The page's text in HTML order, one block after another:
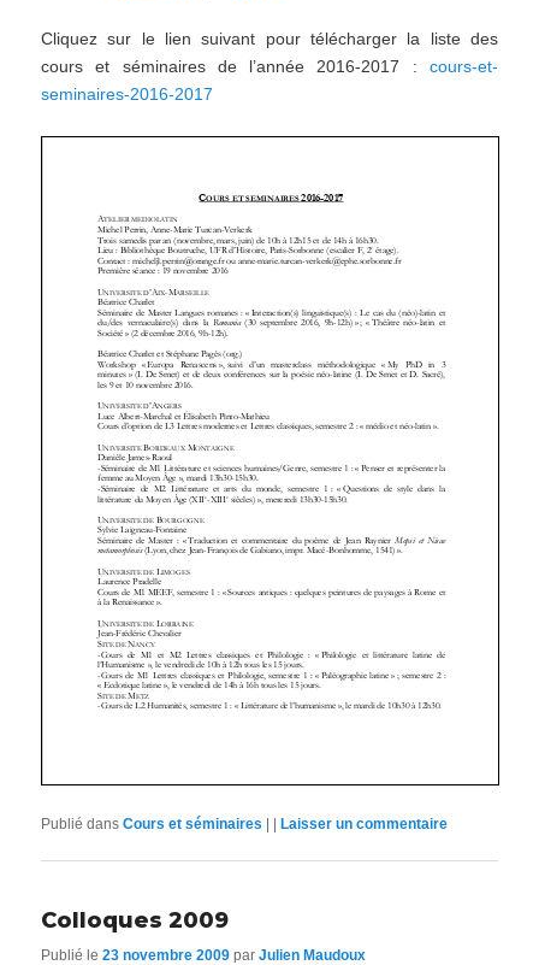
Cliquez sur le lien suivant pour télécharger la liste des
cours et séminaires de l’année 2016-2017 : cours-et-
seminaires-2016-2017
Publié dans Cours et séminaires Laisser un commentaire
Colloques 2009
Publié le23 novembre 2009 parJulien Maudoux